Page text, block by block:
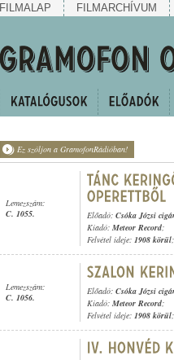
FILMALAP FILMARCHÍVUM
Ez szóljon a GramofonRádióban!
Lemezszám:
C. 1055.
Előadó: Csóka Józsi
Kiadó: Meteor Record;
Felvétel ideje: 1908 körül
Lemezszám:
C. 1056.
Előadó: Csóka Józsi
Kiadó: Meteor Record;
Felvétel ideje: 1908 körül